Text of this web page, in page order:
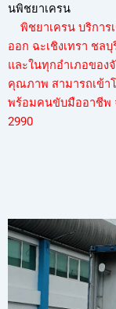
นพิชยาเครน
พิชยาเครน บริการ
ออก ฉะเชิงเทรา ชล
และในทุกอำเภอของ
คุณภาพ สามารถเข้าโ
พร้อมคนขับมืออาชีพ
2990